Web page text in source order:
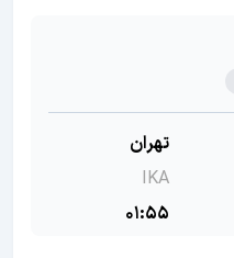
تهران
IKA
01:55